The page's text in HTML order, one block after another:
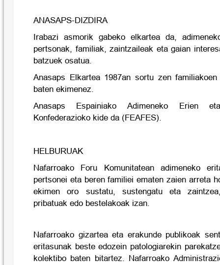
ANASAPS-DIZDIRA
Irabazi asmorik gabeko elkartea da,
pertsonak, familiak, zaintzaileak eta gaian
batzuek osatua.
Anasaps Elkartea 1987an sortu zen
baten ekimenez.
Anasaps Espainiako Adimeneko Erien
Konfederazioko kide da (FEAFES).
HELBURUAK
Nafarroako Foru Komunitatean adimeneko
pertsonei eta beren familiei ematen zaien arreta
ekimen oro sustatu, sustengatu eta
pribatuak edo bestelakoak izan.
Nafarroako gizartea eta erakunde publikoak
eritasunak beste edozein patologiarekin
kolektibo baten bitartez. Nafarroako